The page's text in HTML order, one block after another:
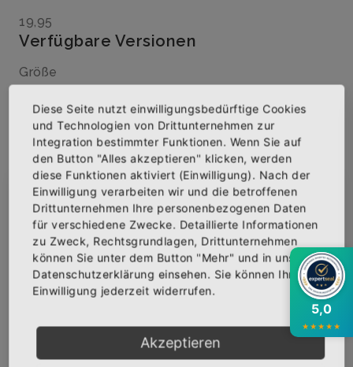
19,95
Verfügbare Versionen
Größe
Menge
IN DEN WARENKORB
AUF DIE WUNSCHLISTE
INFOS BEWERTUNGEN
Abonniere jetzt unseren Newsletter
Bekomme die aktuellsten News über neue
Produkte und zudem einen 10% Gutschein für
deine nächste Bestellung.
5,0
★★★★★
Diese Seite nutzt einwilligungsbedürftige Cookies
und Technologien von Drittunternehmen zur
Integration bestimmter Funktionen. Wenn Sie auf
den Button "Alles akzeptieren" klicken, werden
diese Funktionen aktiviert (Einwilligung). Nach der
Einwilligung verarbeiten wir und die betroffenen
Drittunternehmen Ihre personenbezogenen Daten
für verschiedene Zwecke. Detaillierte Informationen
zu Zweck, Rechtsgrundlagen, Drittunternehmen
können Sie unter dem Button "Mehr" und in unserer
Datenschutzerklärung einsehen. Sie können Ihre
Einwilligung jederzeit widerrufen.
Akzeptieren